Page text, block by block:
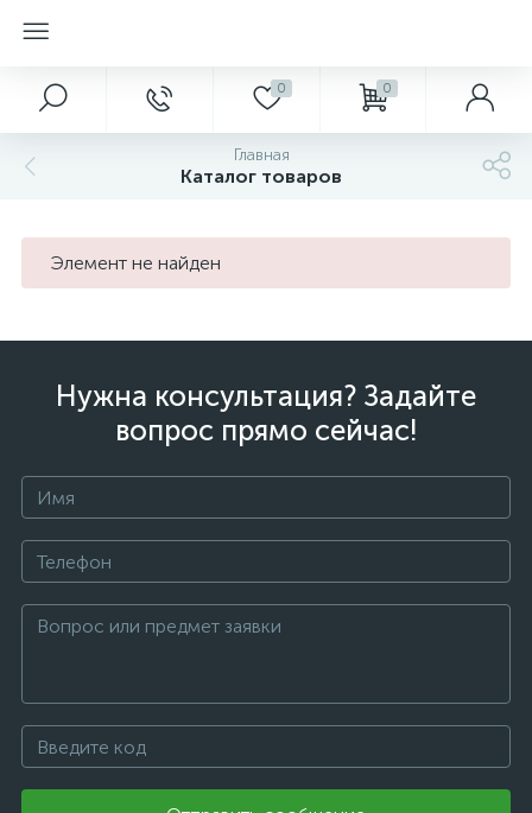
0 0
Главная
Каталог товаров
Элемент не найден
Нужна консультация? Задайте
вопрос прямо сейчас!